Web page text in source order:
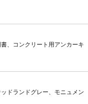
、コンクリート用アンカーキ
ドランドグレー、モニュメン